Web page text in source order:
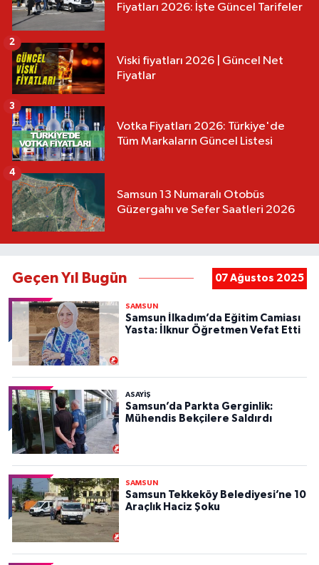
Fiyatları 2026: İşte Güncel Tarifeler
Viski fiyatları 2026 | Güncel Net
Fiyatlar
2
Votka Fiyatları 2026: Türkiye'de
Tüm Markaların Güncel Listesi
3
Samsun 13 Numaralı Otobüs
Güzergahı ve Sefer Saatleri 2026
4
Geçen Yıl Bugün 07 Ağustos 2025
SAMSUN
Samsun İlkadım’da Eğitim Camiası
Yasta: İlknur Öğretmen Vefat Etti
ASAYIŞ
Samsun’da Parkta Gerginlik:
Mühendis Bekçilere Saldırdı
SAMSUN
Samsun Tekkeköy Belediyesi’ne 10
Araçlık Haciz Şoku